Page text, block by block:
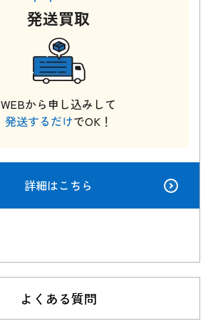
発送買取
WEBから申し込みして
発送するだけでOK！
詳細はこちら
よくある質問